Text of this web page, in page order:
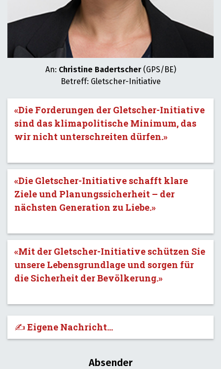
An: Christine Badertscher(GPS/BE)
Betreff: Gletscher-Initiative
«Die Forderungen der Gletscher-Initiative
sind das klimapolitische Minimum, das
wir nicht unterschreiten dürfen.»
«Die Gletscher-Initiative schafft klare
Ziele und Planungssicherheit – der
nächsten Generation zu Liebe.»
«Mit der Gletscher-Initiative schützen Sie
unsere Lebensgrundlage und sorgen für
die Sicherheit der Bevölkerung.»
✍️ Eigene Nachricht...
Absender